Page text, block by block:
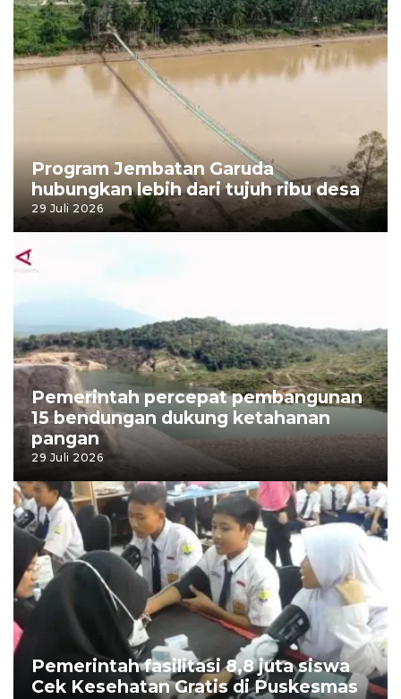
Program Jembatan Garuda
hubungkan lebih dari tujuh ribu desa
29 Juli 2026
Pemerintah percepat pembangunan
15 bendungan dukung ketahanan
pangan
29 Juli 2026
Pemerintah fasilitasi 8,8 juta siswa
Cek Kesehatan Gratis di Puskesmas